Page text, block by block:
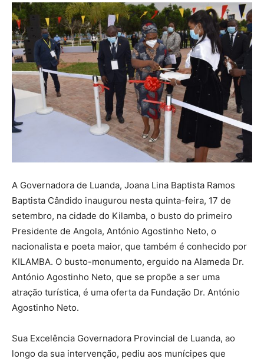
A Governadora de Luanda, Joana Lina Baptista Ramos
Baptista Cândido inaugurou nesta quinta-feira, 17 de
setembro, na cidade do Kilamba, o busto do primeiro
Presidente de Angola, António Agostinho Neto, o
nacionalista e poeta maior, que também é conhecido por
KILAMBA. O busto-monumento, erguido na Alameda Dr.
António Agostinho Neto, que se propõe a ser uma
atração turística, é uma oferta da Fundação Dr. António
Agostinho Neto.
Sua Excelência Governadora Provincial de Luanda, ao
longo da sua intervenção, pediu aos munícipes que